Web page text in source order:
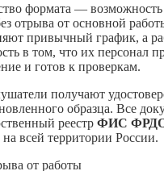
формата —
отрыва от основной
привычный график, а
в том, что их персонал
и готов к проверкам.
получают
образца. Все
реестр ФИС
всей территории России.